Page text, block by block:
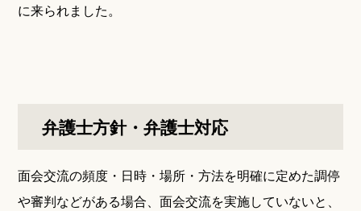
に来られました。
弁護士方針・弁護士対応
面会交流の頻度・日時・場所・方法を明確に定めた調停
や審判などがある場合、面会交流を実施していないと、